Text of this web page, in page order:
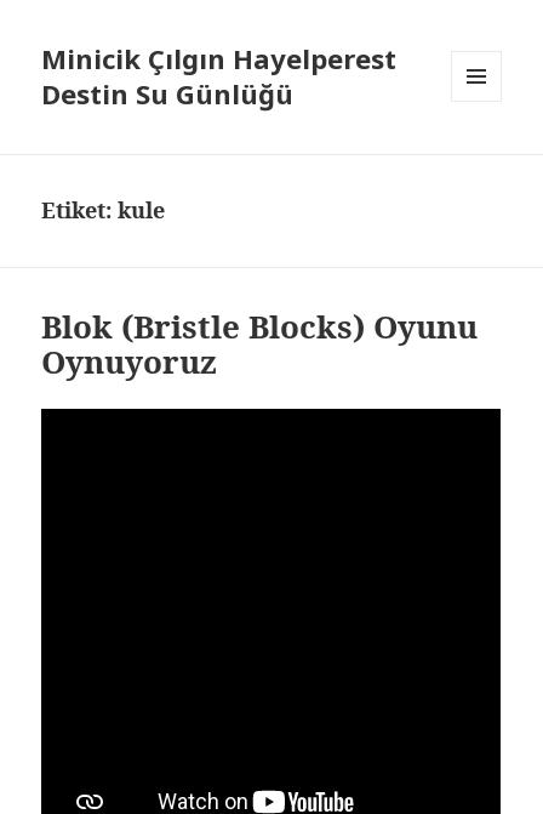
Minicik Çılgın Hayelperest
Destin Su Günlüğü
Etiket: kule
Blok (Bristle Blocks) Oyunu
Oynuyoruz